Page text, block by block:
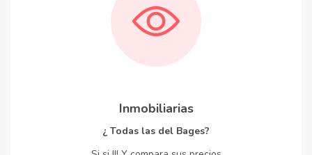
Inmobiliarias
¿ Todas las del Bages?